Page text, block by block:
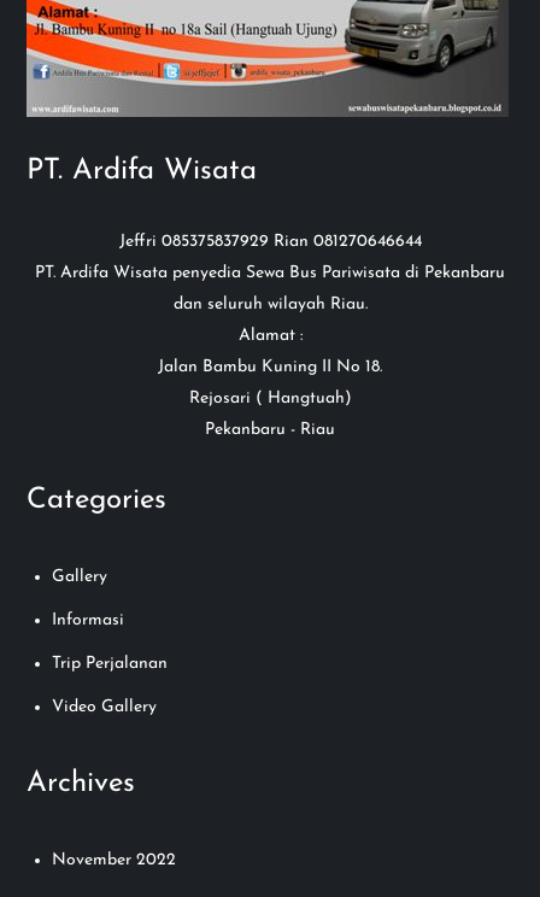
PT. Ardifa Wisata
Jeffri 085375837929 Rian 081270646644
PT. Ardifa Wisata penyedia Sewa Bus Pariwisata di Pekanbaru
dan seluruh wilayah Riau.
Alamat :
Jalan Bambu Kuning II No 18.
Rejosari ( Hangtuah)
Pekanbaru - Riau
Categories
Gallery
Informasi
Trip Perjalanan
Video Gallery
Archives
November 2022